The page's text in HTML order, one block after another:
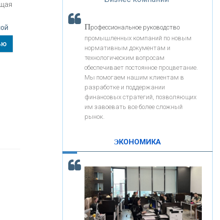
«РОСЕВРОБАНК»
«ПРЕСС-СЛУЖБА ВТБ24»
«АВТОГРАДБАНК»
КОНТАКТЫ
«Интервью»
Скорость - один из главных трендов в
кредитовании бизнеса - «Интервью»
Профессиональное руководство
промышленных компаний по новым
нормативным документам и
технологическим вопросам
обеспечивает постоянное процветание.
Мы помогаем нашим клиентам в
разработке и поддержании
финансовых стратегий, позволяющих
им завоевать все более сложный
рынок.
ЭКОНОМИКА